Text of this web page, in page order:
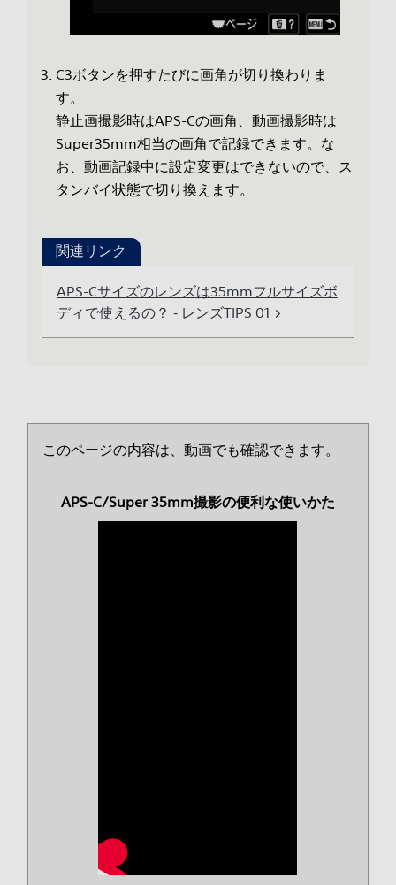
C3ボタンを押すたびに画角が切り換わりま
す。
静止画撮影時はAPS-Cの画角、動画撮影時は
Super35mm相当の画角で記録できます。な
お、動画記録中に設定変更はできないので、ス
タンバイ状態で切り換えます。
関連リンク
APS-Cサイズのレンズは35mmフルサイズボ
ディで使えるの？ ‐ レンズTIPS 01
このページの内容は、動画でも確認できます。
APS-C/Super 35mm撮影の便利な使いかた